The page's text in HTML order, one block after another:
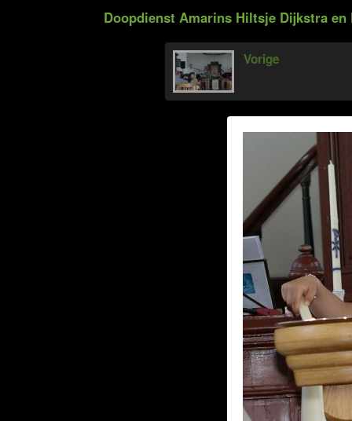
Doopdienst Amarins Hiltsje Dijkstra
Vorige